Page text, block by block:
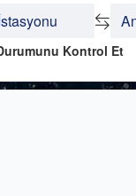
Kontrol Et